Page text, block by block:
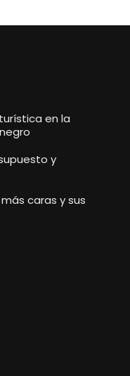
en la
y
caras y sus